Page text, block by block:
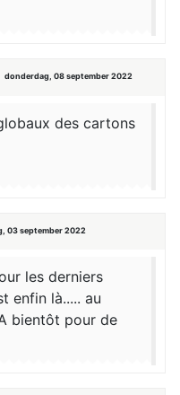
donderdag, 08 september 2022
des cartons
03 september 2022
les derniers
enfin là..... au
bientôt pour de